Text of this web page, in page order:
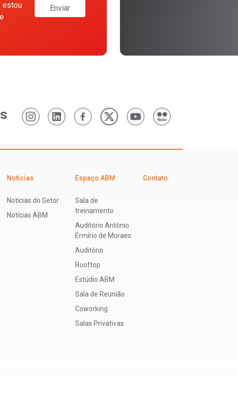
estou
Enviar
Noticias
Notícias do Setor
Notícias ABM
Espaço ABM
Sala de
treinamento
Auditório Antônio
Ermírio de Moraes
Auditório
Rooftop
Estúdio ABM
Sala de Reunião
Coworking
Salas Privativas
Contato